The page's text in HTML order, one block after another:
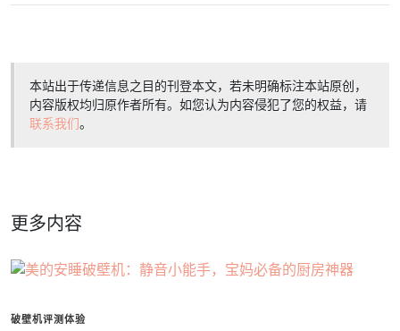
本站出于传递信息之目的刊登本文，若未明确标注本站原创，
内容版权均归原作者所有。如您认为内容侵犯了您的权益，请
联系我们。
更多内容
破壁机评测体验